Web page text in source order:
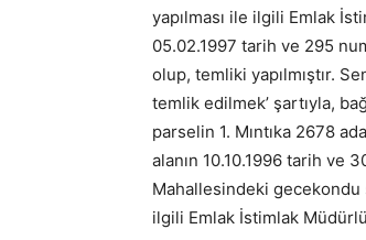
yapılması ile ilgili Emlak
05.02.1997 tarih ve 295
olup, temliki yapılmıştır.
temlik edilmek’ şartıyla,
parselin 1. Mıntıka 2678
alanın 10.10.1996 tarih ve
Mahallesindeki
ilgili Emlak İstimlak